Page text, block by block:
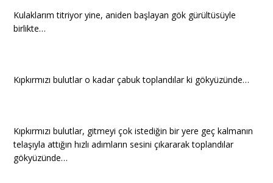
Kulaklarım titriyor yine, aniden başlayan gök gürültüsüyle
birlikte…
Kıpkırmızı bulutlar o kadar çabuk toplandılar ki gökyüzünde…
Kıpkırmızı bulutlar, gitmeyi çok istediğin bir yere geç kalmanın
telaşıyla attığın hızlı adımların sesini çıkararak toplandılar
gökyüzünde…